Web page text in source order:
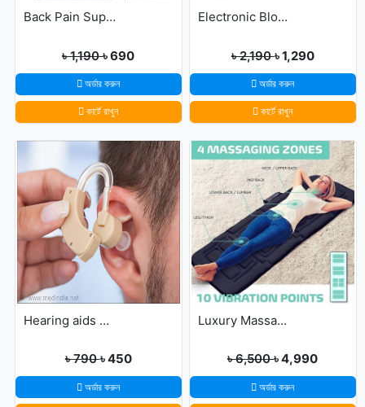
Back Pain Support Belt For Men & Womens
৳ 1,190৳ 690
অর্ডার করুন
কার্টে রাখুন
Electronic Blood Pressure Monitor
৳ 2,190৳ 1,290
অর্ডার করুন
কার্টে রাখুন
Hearing aids may help improve brain function
৳ 790৳ 450
অর্ডার করুন
Luxury Massage Mat
৳ 6,500৳ 4,990
অর্ডার করুন